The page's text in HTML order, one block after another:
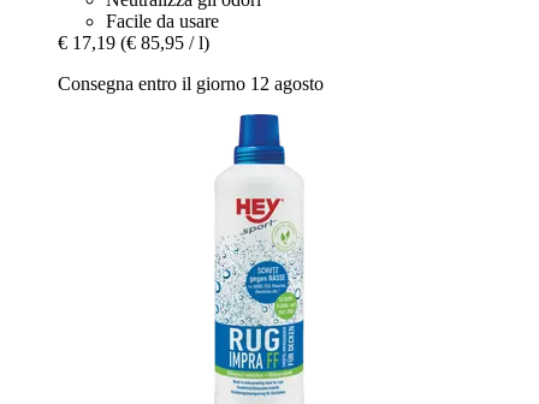
Facile da usare
€ 17,19 (€ 85,95 / l)
Consegna entro il giorno 12 agosto